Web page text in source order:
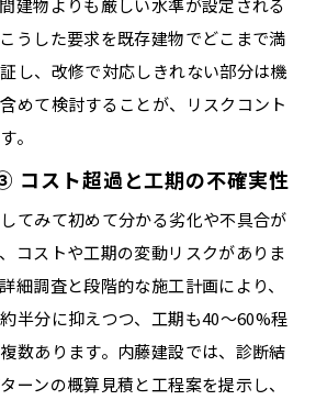
うした要求を既存建物でどこまで満
し、改修で対応しきれない部分は機
めて検討することが、リスクコント
。
コスト超過と工期の不確実性
てみて初めて分かる劣化や不具合が
コストや工期の変動リスクがありま
細調査と段階的な施工計画により、
半分に抑えつつ、工期も40〜60%程
数あります。内藤建設では、診断結
ーンの概算見積と工程案を提示し、